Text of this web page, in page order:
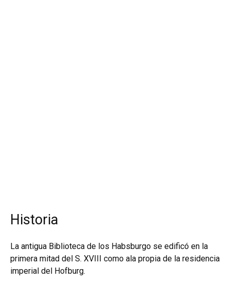
Historia
La antigua Biblioteca de los Habsburgo se edificó en la
primera mitad del S. XVIII como ala propia de la residencia
imperial del Hofburg.